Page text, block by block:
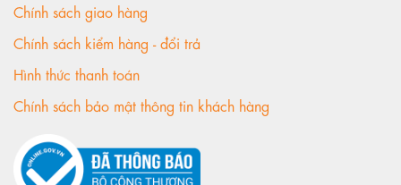
Chính sách giao hàng
Chính sách kiểm hàng - đổi trả
Hình thức thanh toán
Chính sách bảo mật thông tin khách hàng